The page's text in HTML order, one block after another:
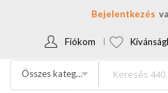
Bejelentkezés
Fiókom
Összes kategória